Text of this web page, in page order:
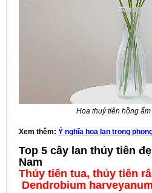
Hoa thuỷ tiên hồng
Xem thêm: Ý nghĩa hoa lan trong
Top 5 cây lan thủy tiên
Nam
Thủy tiên tua, thủy tiên
Dendrobium harveyanum